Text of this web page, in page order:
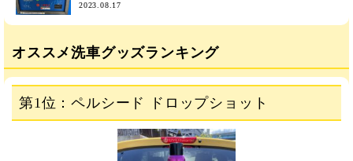
2023.08.17
オススメ洗車グッズランキング
第1位：ペルシード ドロップショット